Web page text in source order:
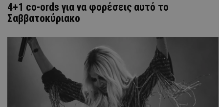
4+1 co-ords για να φορέσεις αυτό το
Σαββατοκύριακο